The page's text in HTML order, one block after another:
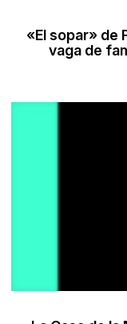
«El sopar» de
vaga de